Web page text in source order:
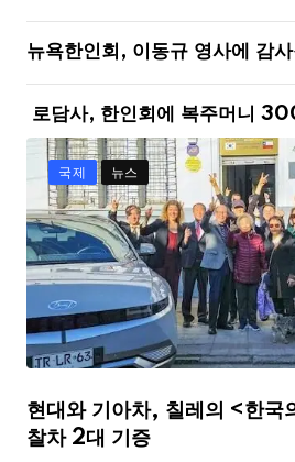
뉴욕한인회, 이동규 영사에 감사
로담사, 한인회에 복주머니
국제 뉴스
현대와 기아차, 칠레의 <한국
찰차 2대 기증